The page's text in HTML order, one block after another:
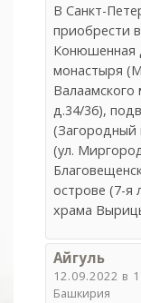
В Санкт-
приобрести
Конюшенная
монастыря
Валаамского
д.34/36),
(Загородный
(ул.
острове (7-я
храма
Айгуль
12.09.2022 в
Башкирия